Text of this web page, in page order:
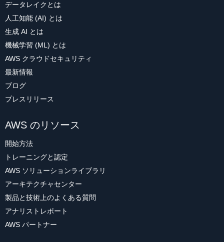
データレイクとは
人工知能 (AI) とは
生成 AI とは
機械学習 (ML) とは
AWS クラウドセキュリティ
最新情報
ブログ
プレスリリース
AWS のリソース
開始方法
トレーニングと認定
AWS ソリューションライブラリ
アーキテクチャセンター
製品と技術上のよくある質問
アナリストレポート
AWS パートナー